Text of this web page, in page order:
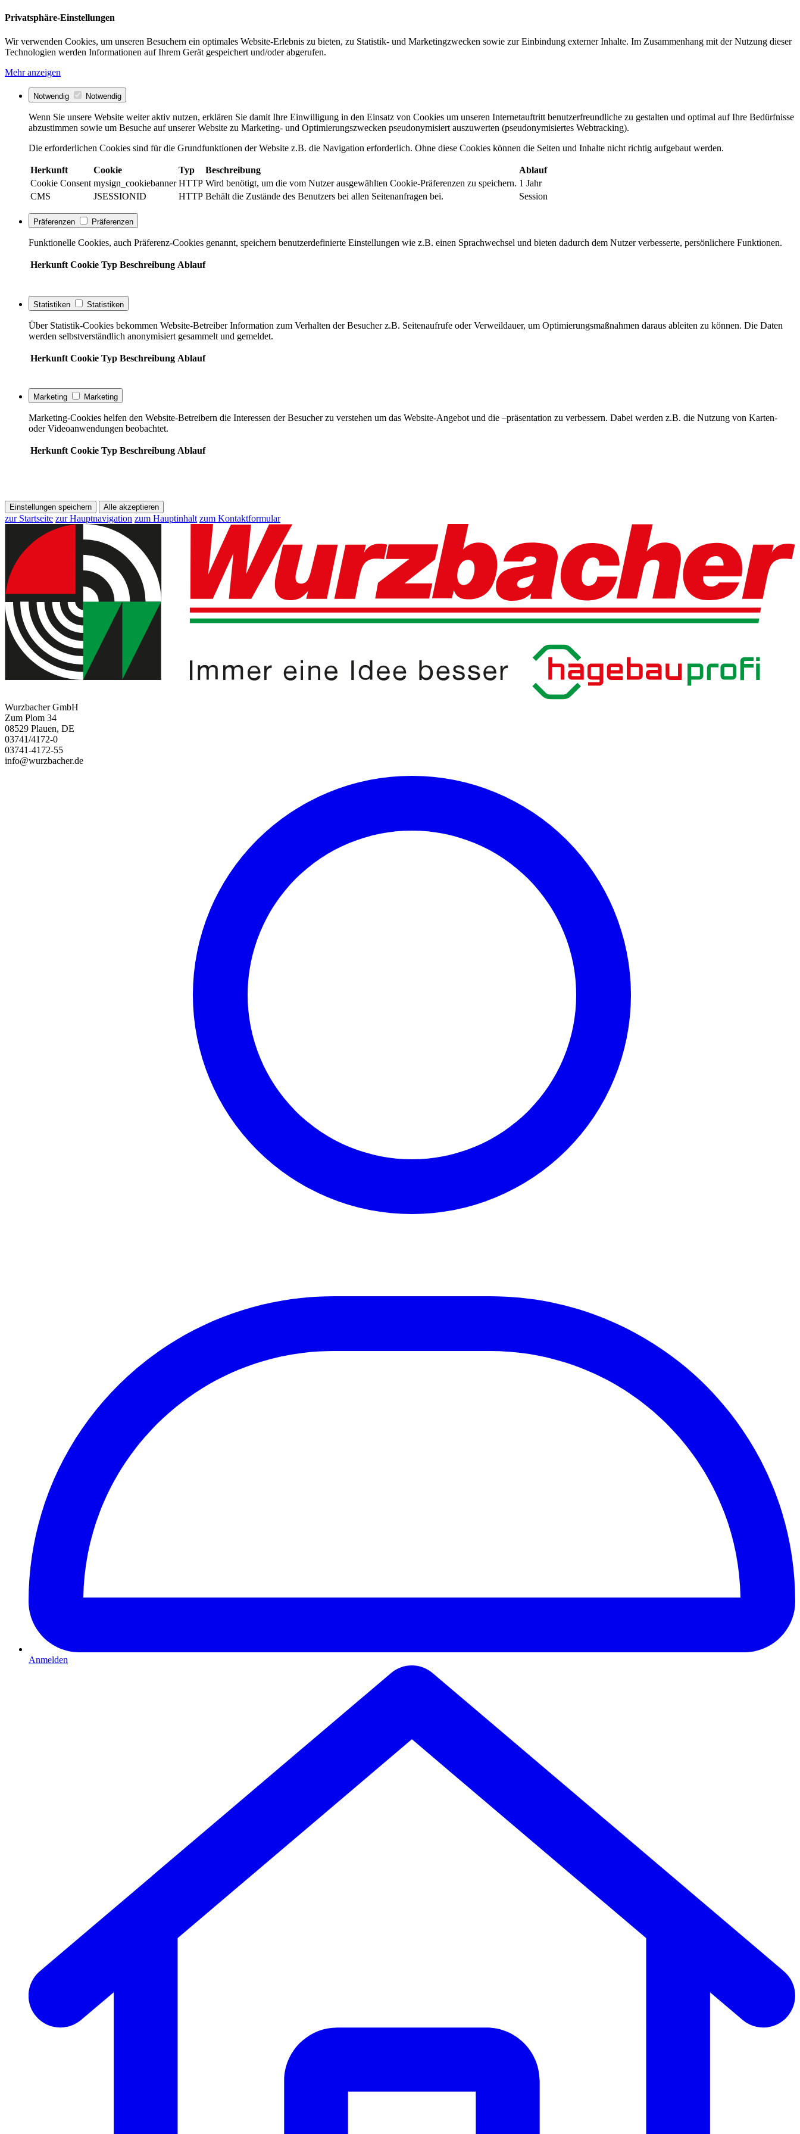
Privatsphäre-Einstellungen
Wir verwenden Cookies, um unseren Besuchern ein optimales Website-Erlebnis zu bieten, zu Statistik- und Marketingzwecken sowie zur Einbindung externer Inhalte. Im Zusammenhang mit der Nutzung dieser
Technologien werden Informationen auf Ihrem Gerät gespeichert und/oder abgerufen.
Mehr anzeigen
Notwendig Notwendig
Wenn Sie unsere Website weiter aktiv nutzen, erklären Sie damit Ihre Einwilligung in den Einsatz von Cookies um unseren Internetauftritt benutzerfreundliche zu gestalten und optimal auf Ihre Bedürfnisse
abzustimmen sowie um Besuche auf unserer Website zu Marketing- und Optimierungszwecken pseudonymisiert auszuwerten (pseudonymisiertes Webtracking).
Die erforderlichen Cookies sind für die Grundfunktionen der Website z.B. die Navigation erforderlich. Ohne diese Cookies können die Seiten und Inhalte nicht richtig aufgebaut werden.
Herkunft Cookie Typ Beschreibung
Ablauf
Cookie Consent mysign_cookiebanner HTTP Wird benötigt, um die vom Nutzer ausgewählten Cookie-Präferenzen zu speichern. 1 Jahr
CMS
JSESSIONID HTTP Behält die Zustände des Benutzers bei allen Seitenanfragen bei. Session
Präferenzen Präferenzen
Funktionelle Cookies, auch Präferenz-Cookies genannt, speichern benutzerdefinierte Einstellungen wie z.B. einen Sprachwechsel und bieten dadurch dem Nutzer verbesserte, persönlichere Funktionen.
Herkunft Cookie Typ Beschreibung Ablauf
Statistiken Statistiken
Über Statistik-Cookies bekommen Website-Betreiber Information zum Verhalten der Besucher z.B. Seitenaufrufe oder Verweildauer, um Optimierungsmaßnahmen daraus ableiten zu können. Die Daten
werden selbstverständlich anonymisiert gesammelt und gemeldet.
Herkunft Cookie Typ Beschreibung Ablauf
Marketing Marketing
Marketing-Cookies helfen den Website-Betreibern die Interessen der Besucher zu verstehen um das Website-Angebot und die –präsentation zu verbessern. Dabei werden z.B. die Nutzung von Karten-
oder Videoanwendungen beobachtet.
Herkunft Cookie Typ Beschreibung Ablauf
Einstellungen speichern Alle akzeptieren
zur Startseite zur Hauptnavigation zum Hauptinhalt zum Kontaktformular
Wurzbacher GmbH
Zum Plom 34
08529 Plauen, DE
03741/4172-0
03741-4172-55
info@wurzbacher.de
Anmelden